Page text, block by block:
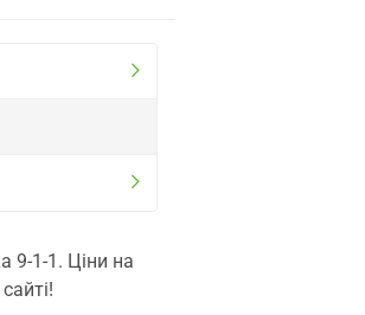
9-1-1. Ціни на